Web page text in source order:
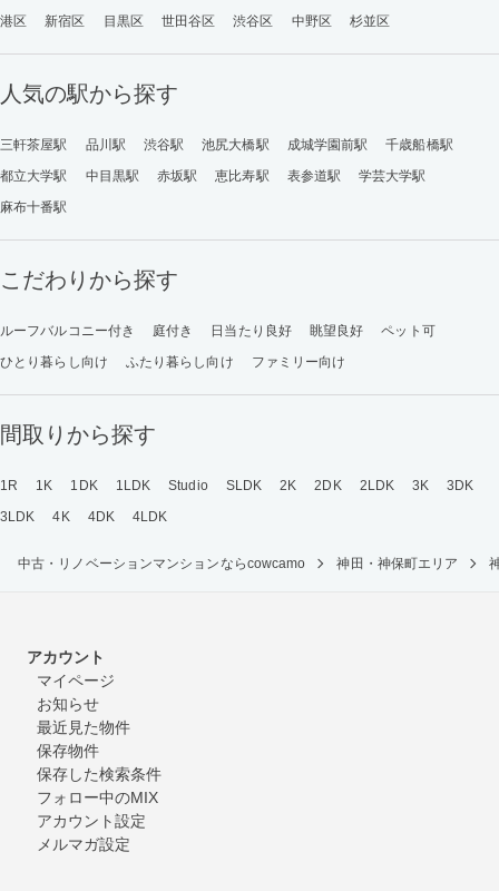
港区 新宿区 目黒区 世田谷区 渋谷区 中野区 杉並区
人気の駅から探す
三軒茶屋駅 品川駅 渋谷駅 池尻大橋駅 成城学園前駅
千歳船橋駅
都立大学駅
中目黒駅 赤坂駅 恵比寿駅 表参道駅
学芸大学駅
麻布十番駅
こだわりから探す
ルーフバルコニー付き 庭付き 日当たり良好 眺望良好
ペット可
ひとり暮らし向け
ふたり暮らし向け ファミリー向け
間取りから探す
1R 1K 1DK 1LDK Studio SLDK 2K 2DK 2LDK 3K
3DK
3LDK
4K 4DK 4LDK
中古・リノベーションマンションならcowcamo 神田・神保町エリア
アカウント
マイページ
お知らせ
最近見た物件
保存物件
保存した検索条件
フォロー中のMIX
アカウント設定
メルマガ設定